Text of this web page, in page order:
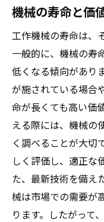
相手の心理
交渉にお
第三者を
合意形成
後悔しない機
目的に応
信頼でき
機械選定
コスト削減
購入後の
最適な相
機械の寿命と価
工作機械の寿命は、
一般的に、機械の寿
低くなる傾向があり
が施されている場合
命が長くても高い価
える際には、機械の
く調べることが大切
しく評価し、適正な
た、最新技術を備え
械は市場での需要が
ります。したがって